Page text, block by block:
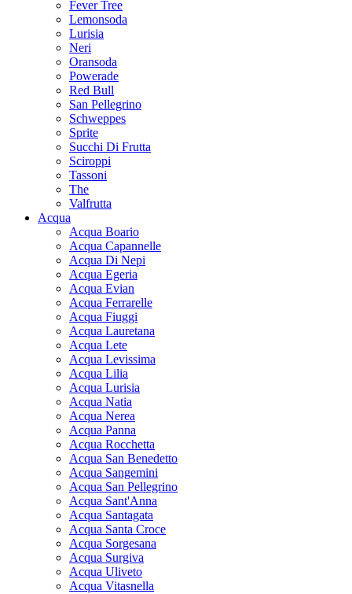
Fever Tree
Lemonsoda
Lurisia
Neri
Oransoda
Powerade
Red Bull
San Pellegrino
Schweppes
Sprite
Succhi Di Frutta
Sciroppi
Tassoni
The
Valfrutta
Acqua
Acqua Boario
Acqua Capannelle
Acqua Di Nepi
Acqua Egeria
Acqua Evian
Acqua Ferrarelle
Acqua Fiuggi
Acqua Lauretana
Acqua Lete
Acqua Levissima
Acqua Lilia
Acqua Lurisia
Acqua Natia
Acqua Nerea
Acqua Panna
Acqua Rocchetta
Acqua San Benedetto
Acqua Sangemini
Acqua San Pellegrino
Acqua Sant'Anna
Acqua Santagata
Acqua Santa Croce
Acqua Sorgesana
Acqua Surgiva
Acqua Uliveto
Acqua Vitasnella